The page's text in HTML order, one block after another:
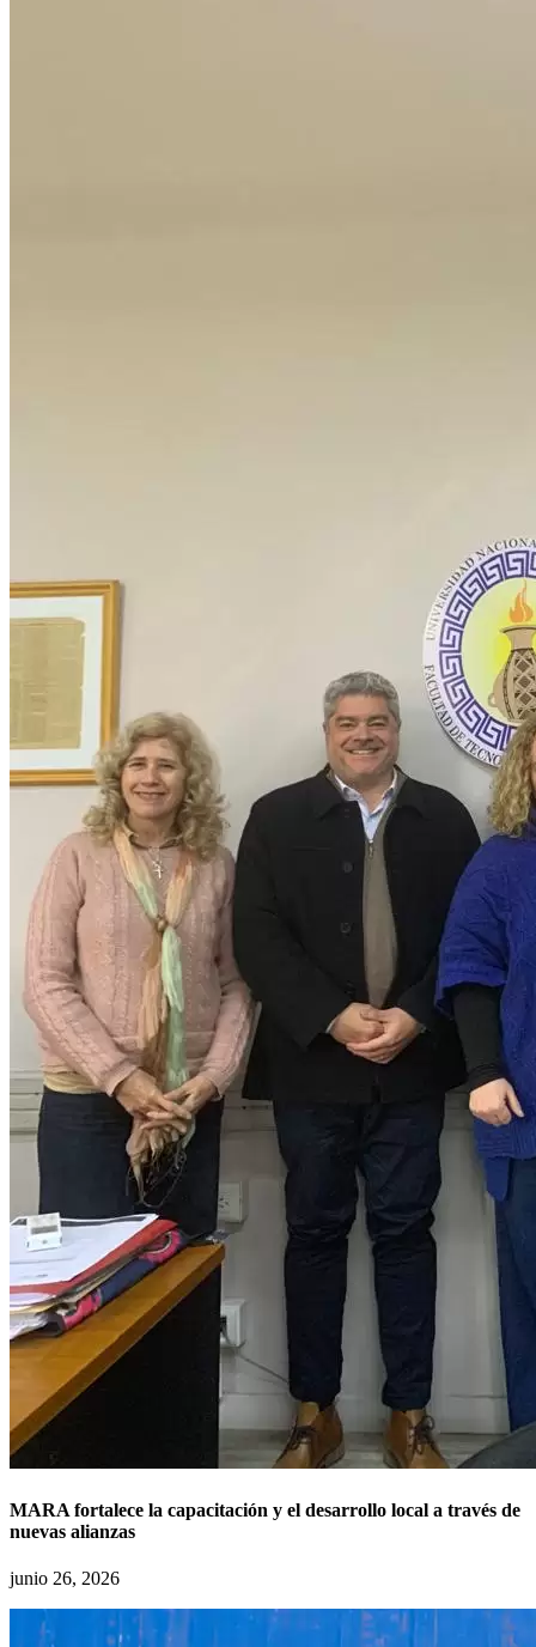
MARA fortalece la capacitación y el desarrollo local a través de
nuevas alianzas
junio 26, 2026